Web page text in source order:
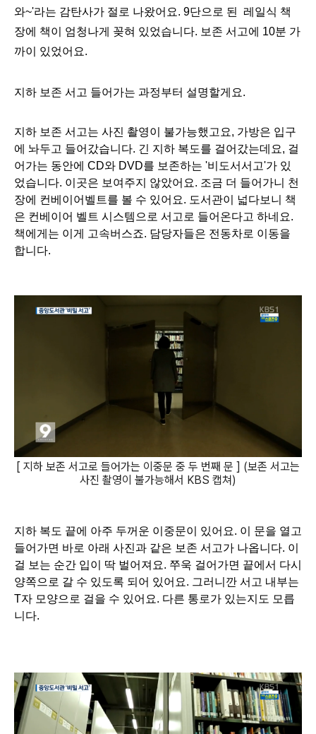
와~'라는 감탄사가 절로 나왔어요. 9단으로 된  레일식 책
장에 책이 엄청나게 꽂혀 있었습니다. 보존 서고에 10분 가
까이 있었어요.
지하 보존 서고 들어가는 과정부터 설명할게요.
지하 보존 서고는 사진 촬영이 불가능했고요, 가방은 입구
에 놔두고 들어갔습니다. 긴 지하 복도를 걸어갔는데요, 걸
어가는 동안에 CD와 DVD를 보존하는 '비도서서고'가 있
었습니다. 이곳은 보여주지 않았어요. 조금 더 들어가니 천
장에 컨베이어벨트를 볼 수 있어요. 도서관이 넓다보니 책
은 컨베이어 벨트 시스템으로 서고로 들어온다고 하네요.
책에게는 이게 고속버스죠. 담당자들은 전동차로 이동을
합니다.
[ 지하 보존 서고로 들어가는 이중문 중 두 번째 문 ] (보존 서고는
사진 촬영이 불가능해서 KBS 캡쳐)
지하 복도 끝에 아주 두꺼운 이중문이 있어요. 이 문을 열고
들어가면 바로 아래 사진과 같은 보존 서고가 나옵니다. 이
걸 보는 순간 입이 딱 벌어져요. 쭈욱 걸어가면 끝에서 다시
양쪽으로 갈 수 있도록 되어 있어요. 그러니깐 서고 내부는
T자 모양으로 걸을 수 있어요. 다른 통로가 있는지도 모릅
니다.